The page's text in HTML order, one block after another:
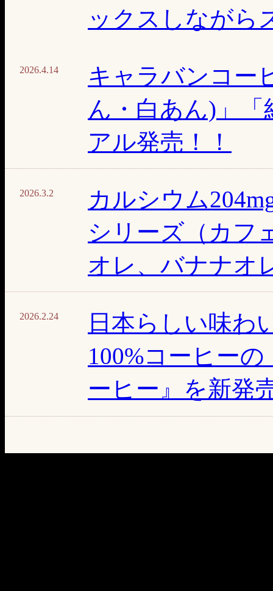
ックスしながら
2026.4.14
キャラバンコー
ん・白あん)」
アル発売！！
2026.3.2
カルシウム
シリーズ（カフ
オレ、バナナオ
2026.2.24
日本らしい味わ
100%コーヒー
ーヒー』を新発